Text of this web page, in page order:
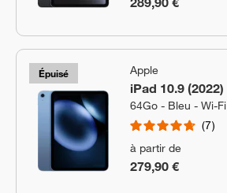
Épuisé Apple
iPad 10.9 (2022)
64Go - Bleu - Wi-Fi
7
à partir de
279,90 €